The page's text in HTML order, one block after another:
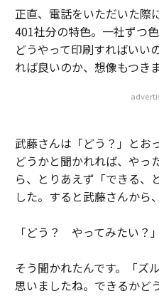
正直、電話をいただいた際
401社分の特色。一社ずつ
どうやって印刷すればいい
れば良いのか、想像もつき
武藤さんは「どう？」とお
どうかと聞かれれば、やっ
ら、とりあえず「できる、
した。すると武藤さんから、
「どう？ やってみたい？」
そう聞かれたんです。「ズ
思いましたね。できるかど